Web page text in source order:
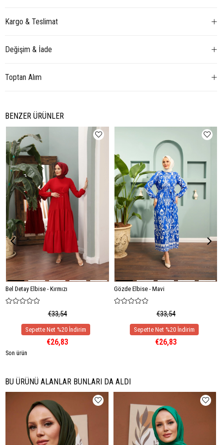
Kargo & Teslimat
Değişim & İade
Toptan Alım
BENZER ÜRÜNLER
Bel Detay Elbise - Kırmızı
€33,54
€26,83
Son ürün
Gözde Elbise - Mavi
€33,54
€26,83
BU ÜRÜNÜ ALANLAR BUNLARI DA ALDI